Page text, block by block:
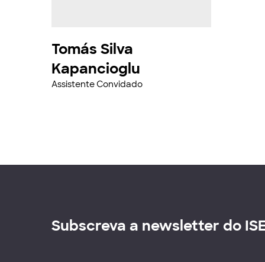
Tomás Silva
Kapancioglu
Assistente Convidado
Subscreva a newsletter do